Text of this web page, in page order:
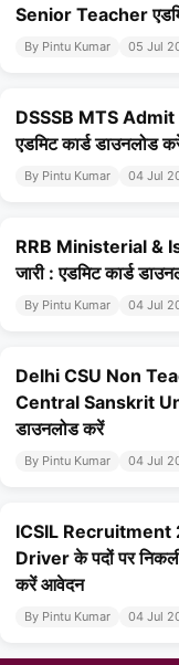
Senior Teacher
By Pintu Kumar 05 Jul
DSSSB MTS
एडमिट कार्ड डाउनलोड
By Pintu Kumar 04 Jul
RRB Ministerial &
जारी : एडमिट कार्ड
By Pintu Kumar 04 Jul
Delhi CSU Non
Central Sanskrit
डाउनलोड करें
By Pintu Kumar 04 Jul
ICSIL Recruitment
Driver के पदों पर
करें आवेदन
By Pintu Kumar 04 Jul